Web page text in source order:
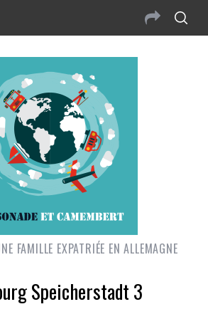
FAMILLE EXPATRIÉE EN ALLEMAGNE
Speicherstadt 3